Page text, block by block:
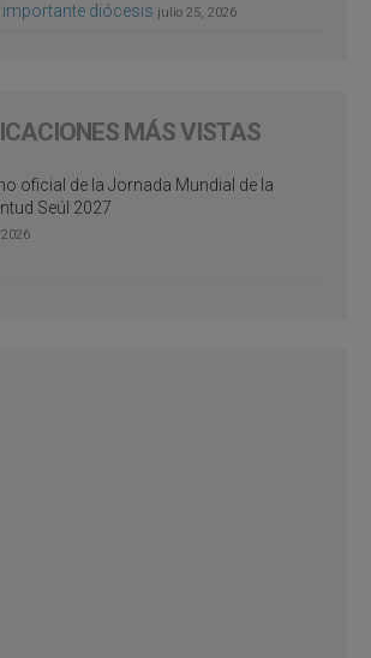
diócesis julio 25, 2026
MÁS VISTAS
oficial de la Jornada Mundial de la
Seúl 2027